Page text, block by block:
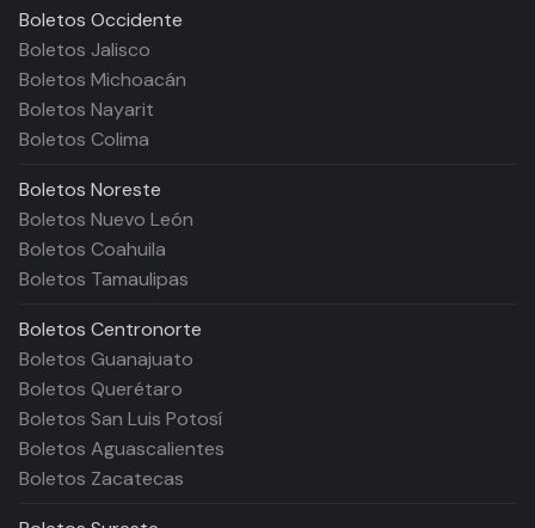
Boletos Occidente
Boletos Jalisco
Boletos Michoacán
Boletos Nayarit
Boletos Colima
Boletos Noreste
Boletos Nuevo León
Boletos Coahuila
Boletos Tamaulipas
Boletos Centronorte
Boletos Guanajuato
Boletos Querétaro
Boletos San Luis Potosí
Boletos Aguascalientes
Boletos Zacatecas